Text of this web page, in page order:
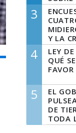
QUE
3
Y LA
4
LEY
QUÉ
5
EL
DE
TODA